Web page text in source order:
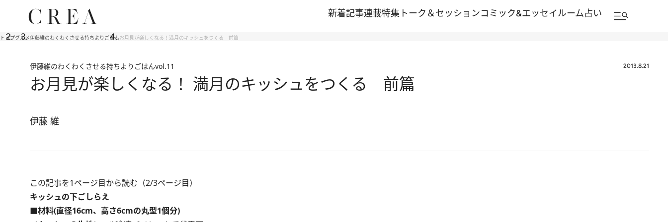
新着記事連載特集 トーク＆セッションコミック&エッセイルーム占い
トップグルメ伊藤維のわくわくさせる持ちよりごはんお月見が楽しくなる！満月のキッシュをつくる 前篇
伊藤維のわくわくさせる持ちよりごはんvol.11 2013.8.21
お月見が楽しくなる！ 満月のキッシュをつくる 前篇
伊藤 維
この記事を1ページ目から読む（2/3ページ目）
キッシュの下ごしらえ
■材料(直径16cm、高さ6cmの丸型1個分)